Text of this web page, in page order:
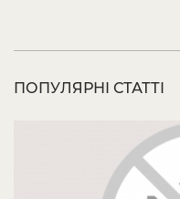
ПОПУЛЯРНІ СТАТТІ